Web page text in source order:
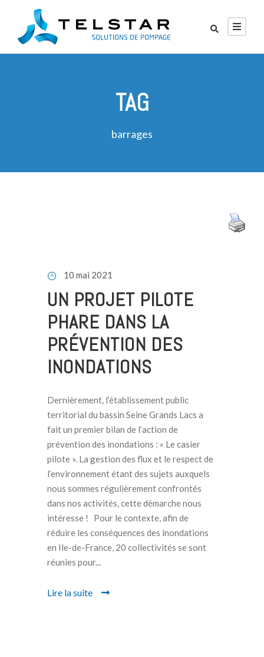
TAG
barrages
10 mai 2021
UN PROJET PILOTE
PHARE DANS LA
PRÉVENTION DES
INONDATIONS
Dernièrement, l’établissement public
territorial du bassin Seine Grands Lacs a
fait un premier bilan de l’action de
prévention des inondations : « Le casier
pilote ». La gestion des flux et le respect de
l’environnement étant des sujets auxquels
nous sommes régulièrement confrontés
dans nos activités, cette démarche nous
intéresse ! Pour le contexte, afin de
réduire les conséquences des inondations
en Ile-de-France, 20 collectivités se sont
réunies pour...
Lire la suite